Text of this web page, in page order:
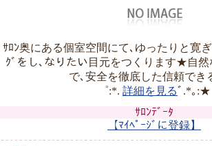
ｻﾛﾝ奥にある個室空間にて､ゆったりと寛
ｸﾞをし､なりたい目元をつくります★自然
で､安全を徹底した信頼でき
゜:*. 詳細を見るﾞ.*｡:★
ｻﾛﾝﾃﾞｰﾀ
【ﾏｲﾍﾟｰｼﾞに登録】